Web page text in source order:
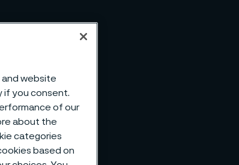
and website
if you consent.
of our
about the
categories
based on